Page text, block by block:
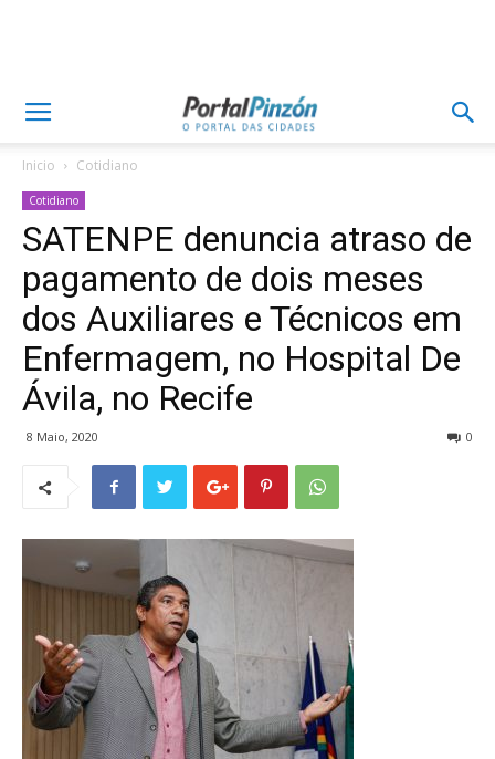
Inicio Cotidiano
Cotidiano
SATENPE denuncia atraso de
pagamento de dois meses
dos Auxiliares e Técnicos em
Enfermagem, no Hospital De
Ávila, no Recife
8 Maio, 2020 0